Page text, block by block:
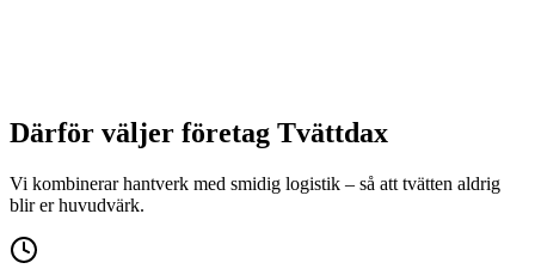
Därför väljer företag Tvättdax
Vi kombinerar hantverk med smidig logistik – så att tvätten aldrig
blir er huvudvärk.